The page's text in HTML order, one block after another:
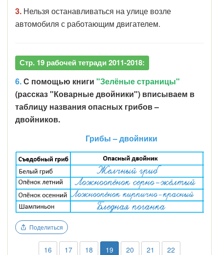
3. Нельзя останавливаться на улице возле
автомобиля с работающим двигателем.
Стр. 19 рабочей тетради 2011-2018:
6.С помощью книги "Зелёные страницы"
(рассказ "Коварные двойники") вписываем в
таблицу названия опасных грибов –
двойников.
Грибы – двойники
Поделиться
16 17 18 19 20 21 22